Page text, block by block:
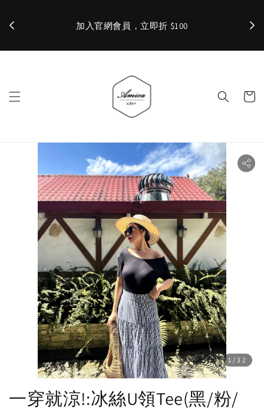
加入官網會員，立即折 $100 ✨
1 /32
一穿就涼!:冰絲U領Tee(黑/粉/